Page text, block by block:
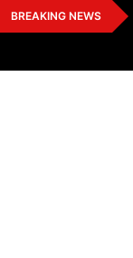
Skip
to
BREAKING NEWS
के तबादले…3 SI,